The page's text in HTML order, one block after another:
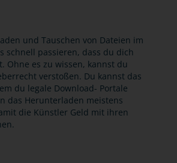
und Tauschen von Dateien im
schnell passieren, dass du dich
Ohne es zu wissen, kannst du
verstoßen. Du kannst das
du legale Download- Portale
das Herunterladen meistens
die Künstler Geld mit ihren